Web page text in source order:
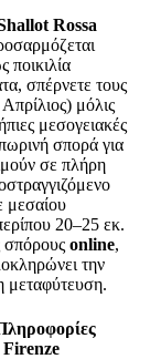
Rossa
ποικιλία
σπέρνετε τους
μόλις
μεσογειακές
σπορά για
σε πλήρη
μεσαίου
20–25 εκ.
σπόρους online,
την
μεταφύτευση.
Firenze